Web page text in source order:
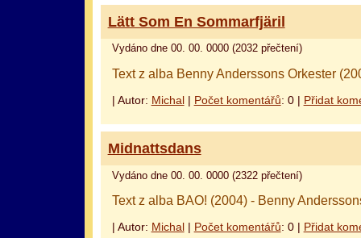
Lätt Som En Sommarfjäril
Vydáno dne 00. 00. 0000 (2032 přečtení)
Text z alba Benny Anderssons Orkester
| Autor: Michal| Počet komentářů: 0 | Přidat
Midnattsdans
Vydáno dne 00. 00. 0000 (2322 přečtení)
Text z alba BAO! (2004) - Benny
| Autor: Michal| Počet komentářů: 0 | Přidat